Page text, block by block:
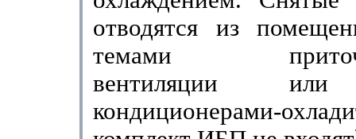
отводятся из
темами
вентиляции
кондиционерами-